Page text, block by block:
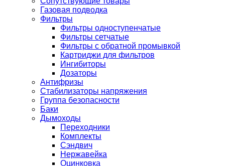
Газовая подводка
Фильтры
Фильтры одноступенчатые
Фильтры сетчатые
Фильтры с обратной промывкой
Картриджи для фильтров
Ингибиторы
Дозаторы
Антифризы
Стабилизаторы напряжения
Группа безопасности
Баки
Дымоходы
Переходники
Комплекты
Сэндвич
Нержавейка
Оцинковка